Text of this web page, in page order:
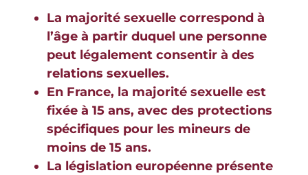
La majorité sexuelle correspond à
l’âge à partir duquel une personne
peut légalement consentir à des
relations sexuelles.
En France, la majorité sexuelle est
fixée à 15 ans, avec des protections
spécifiques pour les mineurs de
moins de 15 ans.
La législation européenne présente